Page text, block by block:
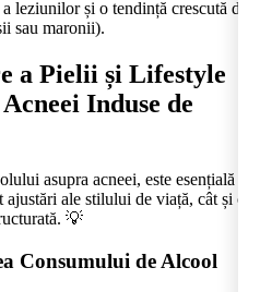
leziunilor și o tendință crescută de
sau maronii).
a Pielii și Lifestyle
Induse de
asupra acneei, este esențială o
ale stilului de viață, cât și o
💡
Consumului de Alcool